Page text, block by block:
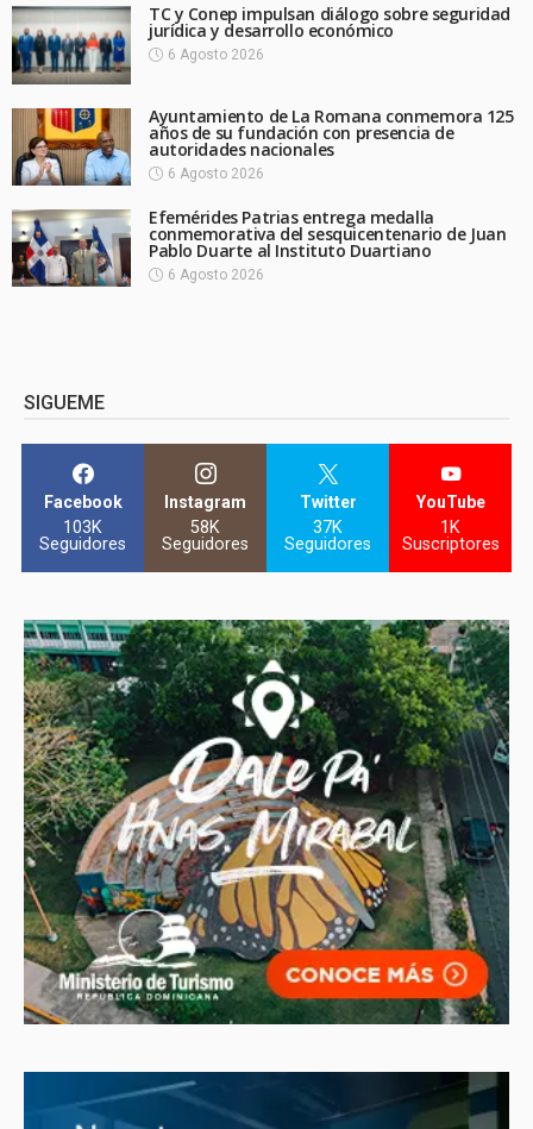
TC y Conep impulsan diálogo sobre seguridad
jurídica y desarrollo económico
6 Agosto 2026
Ayuntamiento de La Romana conmemora 125
años de su fundación con presencia de
autoridades nacionales
6 Agosto 2026
Efemérides Patrias entrega medalla
conmemorativa del sesquicentenario de Juan
Pablo Duarte al Instituto Duartiano
6 Agosto 2026
SIGUEME
Facebook
103K
Seguidores
Instagram
58K
Seguidores
Twitter
37K
Seguidores
YouTube
1K
Suscriptores